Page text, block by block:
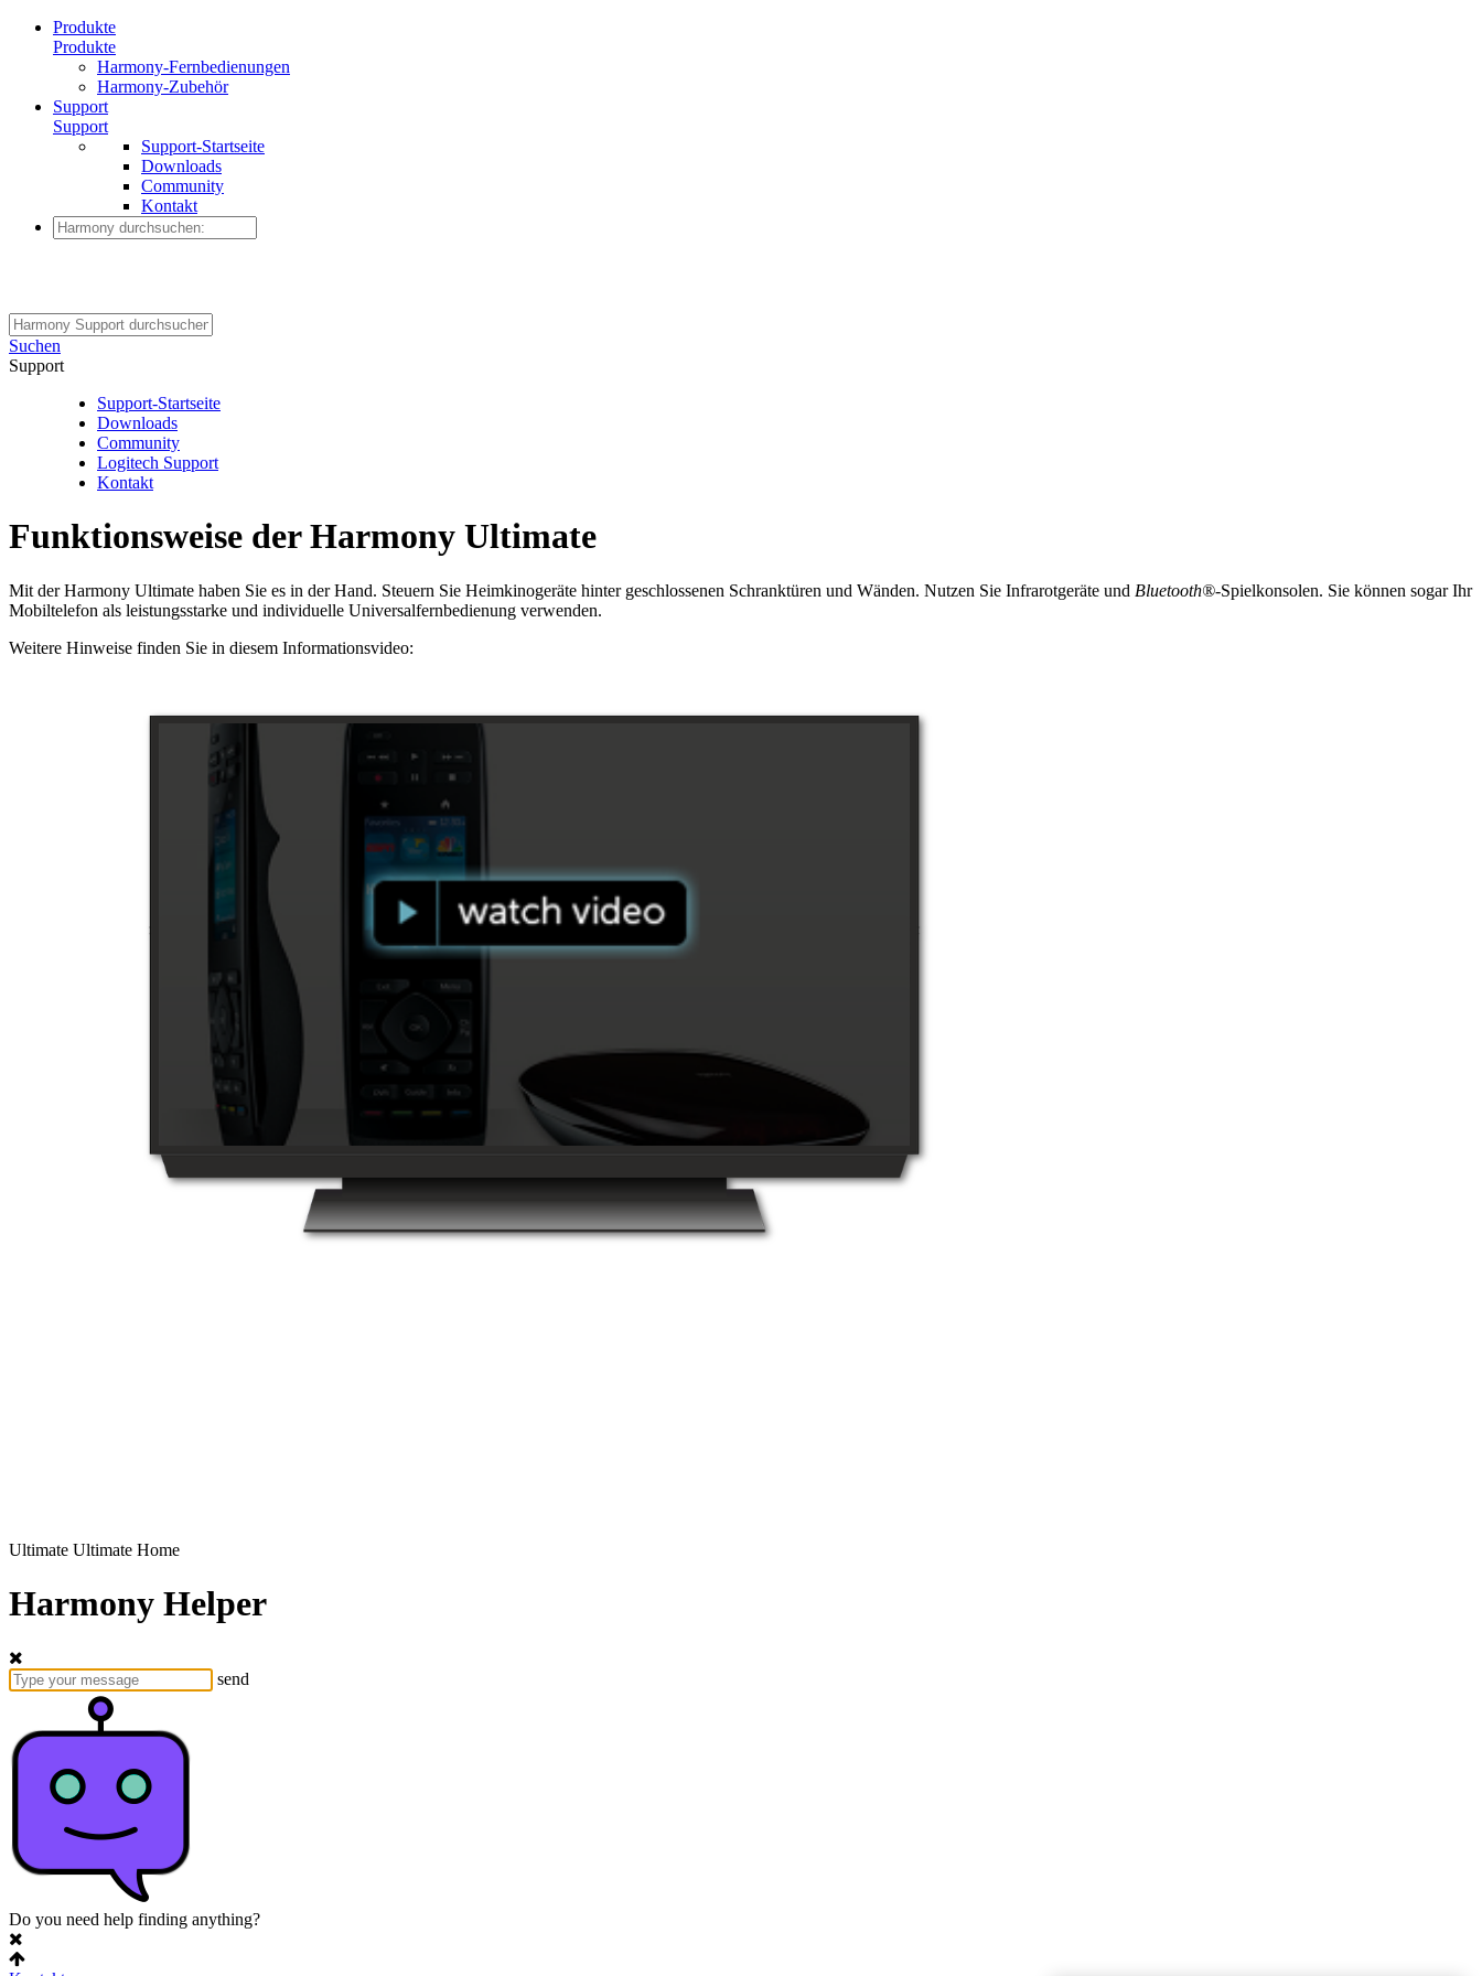
Produkte
Produkte
Harmony-Fernbedienungen
Harmony-Zubehör
Support
Support
Support-Startseite
Downloads
Community
Kontakt
Suchen
Support
Support-Startseite
Downloads
Community
Logitech Support
Kontakt
Funktionsweise der Harmony Ultimate
Mit der Harmony Ultimate haben Sie es in der Hand. Steuern Sie Heimkinogeräte hinter geschlossenen Schranktüren und Wänden. Nutzen Sie Infrarotgeräte und Bluetooth®-Spielkonsolen. Sie können sogar Ihr
Mobiltelefon als leistungsstarke und individuelle Universalfernbedienung verwenden.
Weitere Hinweise finden Sie in diesem Informationsvideo:
Ultimate Ultimate Home
Harmony Helper
send
Do you need help finding anything?